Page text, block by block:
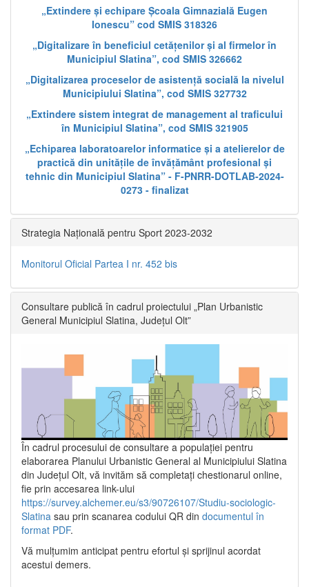
„Extindere și echipare Școala Gimnazială Eugen
Ionescu” cod SMIS 318326
„Digitalizare în beneficiul cetățenilor și al firmelor în
Municipiul Slatina”, cod SMIS 326662
„Digitalizarea proceselor de asistență socială la nivelul
Municipiului Slatina”, cod SMIS 327732
„Extindere sistem integrat de management al traficului
în Municipiul Slatina”, cod SMIS 321905
„Echiparea laboratoarelor informatice și a atelierelor de
practică din unitățile de învățământ profesional și
tehnic din Municipiul Slatina” - F-PNRR-DOTLAB-2024-
0273 - finalizat
Strategia Națională pentru Sport 2023-2032
Monitorul Oficial Partea I nr. 452 bis
Consultare publică în cadrul proiectului „Plan Urbanistic
General Municipiul Slatina, Județul Olt”
În cadrul procesului de consultare a populaţiei pentru
elaborarea Planului Urbanistic General al Municipiului Slatina
din Județul Olt, vă invităm să completați chestionarul online,
fie prin accesarea link-ului
https://survey.alchemer.eu/s3/90726107/Studiu-sociologic-
Slatina sau prin scanarea codului QR din documentul în
format PDF.
Vă mulţumim anticipat pentru efortul şi sprijinul acordat
acestui demers.